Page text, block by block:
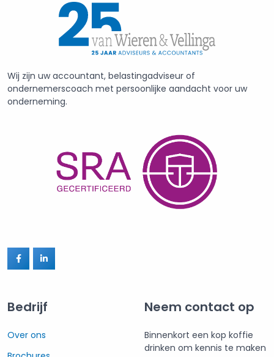
Wij zijn uw accountant, belastingadviseur of
ondernemerscoach met persoonlijke aandacht voor uw
onderneming.
Bedrijf
Over ons
Neem contact op
Binnenkort een kop koffie
drinken om kennis te maken